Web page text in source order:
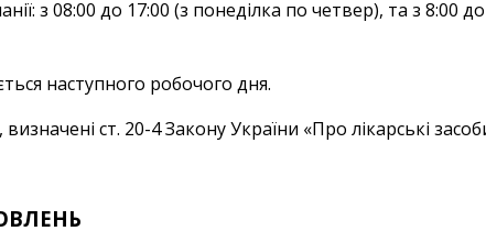
з 08:00 до 17:00 (з понеділка по четвер), та з 8:00
наступного робочого дня.
ст. 20-4 Закону України «Про лікарські